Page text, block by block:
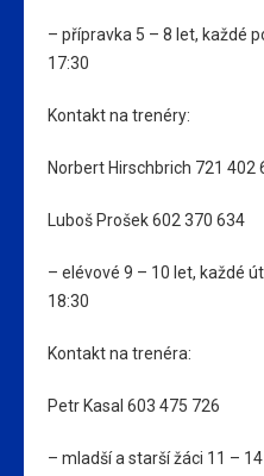
– přípravka 5 – 8 let, každé
17:30
Kontakt na trenéry:
Norbert Hirschbrich 721 402
Luboš Prošek 602 370 634
– elévové 9 – 10 let, každé
18:30
Kontakt na trenéra:
Petr Kasal 603 475 726
– mladší a starší žáci 11 –